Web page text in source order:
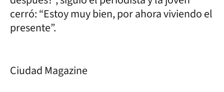
cerró: “Estoy muy bien, por ahora viviendo el
presente”.
Ciudad Magazine